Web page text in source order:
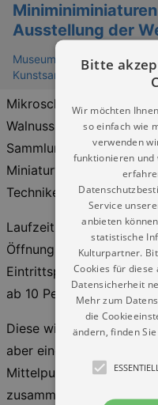
Ausstellung der
Museum für Sächsische
Kunstsammlungen Dresden
Mikroschnitzereien auf
Walnussschalen,
Sammlung des
Miniaturwerke in
Techniken und mit
Laufzeit:
Öffnungszeiten: täglich
Eintrittspreise: regulär 5
ab 10 Pers. 4,50 €
Diese winzigen Objekte,
aber eine große
Mittelpunkt der
zusammen mit einer
Bitte
Wir möchten
so einfach wie
verwenden
funktionieren und
Service
anbieten
statistische
Kulturpartner.
Cookies für diese
Datensicherheit
Mehr zum
die
ändern, finden
ESSENTIELL